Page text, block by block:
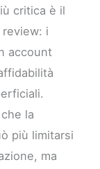
critica è il
i
account
la
più limitarsi
ma